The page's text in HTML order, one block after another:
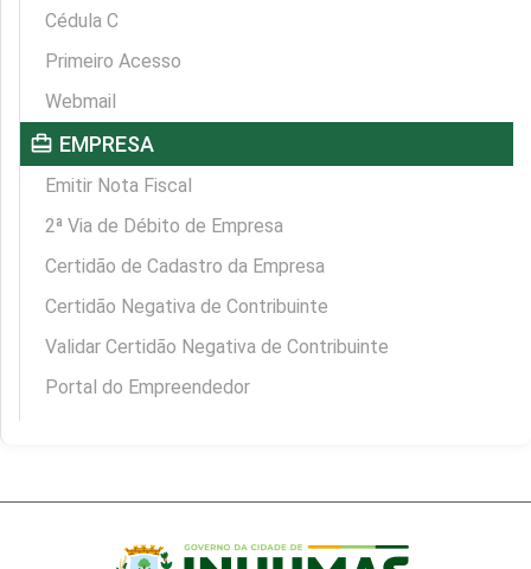
Cédula C
Primeiro Acesso
Webmail
card_travel EMPRESA
Emitir Nota Fiscal
2ª Via de Débito de Empresa
Certidão de Cadastro da Empresa
Certidão Negativa de Contribuinte
Validar Certidão Negativa de Contribuinte
Portal do Empreendedor